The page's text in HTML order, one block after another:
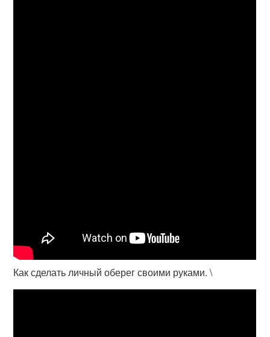
Как сделать личный оберег своими руками. \